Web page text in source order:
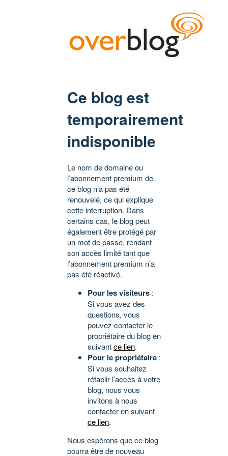
Ce blog est
temporairement
indisponible
Le nom de domaine ou
l’abonnement premium de
ce blog n’a pas été
renouvelé, ce qui explique
cette interruption. Dans
certains cas, le blog peut
également être protégé par
un mot de passe, rendant
son accès limité tant que
l’abonnement premium n’a
pas été réactivé.
Pour les visiteurs :
Si vous avez des
questions, vous
pouvez contacter le
propriétaire du blog en
suivantce lien.
Pour le propriétaire :
Si vous souhaitez
rétablir l’accès à votre
blog, nous vous
invitons à nous
contacter en suivant
ce lien.
Nous espérons que ce blog
pourra être de nouveau